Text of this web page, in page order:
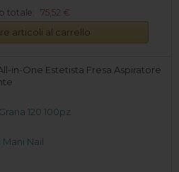
totale: 75,52 €
articoli al carrello
in-One Estetista Fresa Aspiratore
120 100pz
Nail